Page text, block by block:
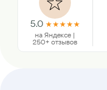
5.0 ★★★★★
на Яндексе |
250+ отзывов